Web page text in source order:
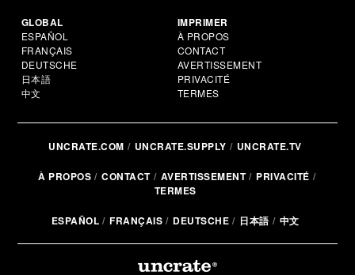
GLOBAL
ESPAÑOL
FRANÇAIS
DEUTSCHE
日本語
中文
IMPRIMER
À PROPOS
CONTACT
AVERTISSEMENT
PRIVACITÉ
TERMES
UNCRATE.COM UNCRATE.SUPPLY UNCRATE.TV
À PROPOS CONTACT AVERTISSEMENT
PRIVACITÉ
TERMES
ESPAÑOL FRANÇAIS DEUTSCHE 日本語 中文